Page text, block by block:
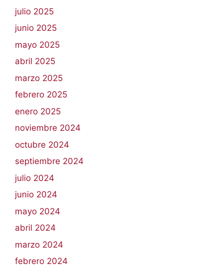
julio 2025
junio 2025
mayo 2025
abril 2025
marzo 2025
febrero 2025
enero 2025
noviembre 2024
octubre 2024
septiembre 2024
julio 2024
junio 2024
mayo 2024
abril 2024
marzo 2024
febrero 2024